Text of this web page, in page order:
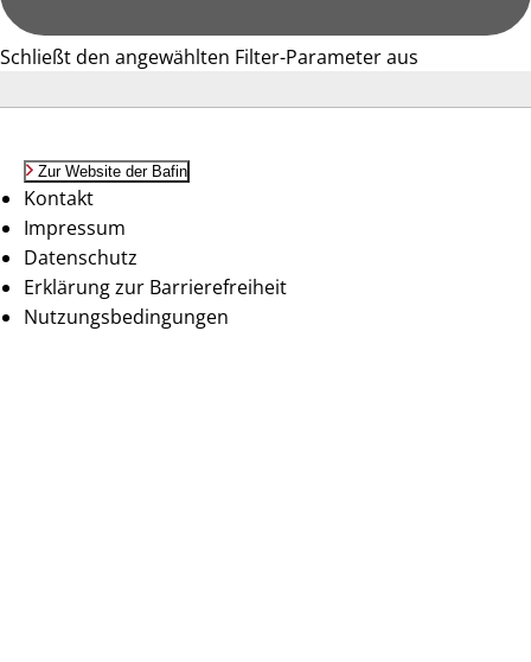
Schließt den angewählten Filter-Parameter aus
Zur Website der Bafin
Kontakt
Impressum
Datenschutz
Erklärung zur Barrierefreiheit
Nutzungsbedingungen